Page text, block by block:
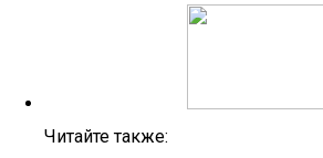
Читайте также: